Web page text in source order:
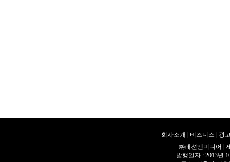
회사소개 | 비즈니스 | 광
㈜패션엔미디어 |
발행일자 : 2013년